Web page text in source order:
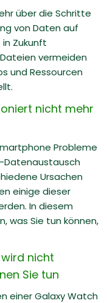
über die Schritte
von Daten auf
in Zukunft
vermeiden
und Ressourcen
nicht mehr
Probleme
Ursachen
einige dieser
In diesem
was Sie tun können,
nicht
Sie tun
einer Galaxy Watch